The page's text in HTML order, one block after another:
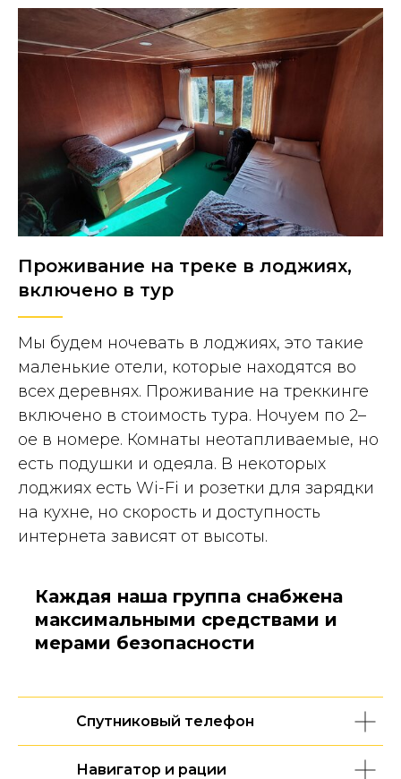
Проживание на треке в лоджиях,
включено в тур
Мы будем ночевать в лоджиях, это такие
маленькие отели, которые находятся во
всех деревнях. Проживание на треккинге
включено в стоимость тура. Ночуем по 2–
ое в номере. Комнаты неотапливаемые, но
есть подушки и одеяла. В некоторых
лоджиях есть Wi-Fi и розетки для зарядки
на кухне, но скорость и доступность
интернета зависят от высоты.
Каждая наша группа снабжена
максимальными средствами и
мерами безопасности
Спутниковый телефон
Навигатор и рации